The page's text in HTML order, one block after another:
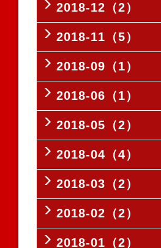
2018-12（2）
2018-11（5）
2018-09（1）
2018-06（1）
2018-05（2）
2018-04（4）
2018-03（2）
2018-02（2）
2018-01（2）